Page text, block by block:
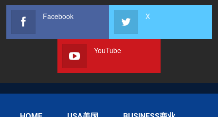
Facebook X
YouTube